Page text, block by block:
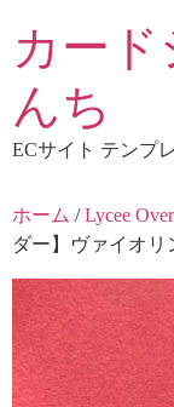
テ
ツ
に
キ
ッ
プ
カー
んち
ECサイト テンプ
ホーム /Lycee
ダー】ヴァイオリ